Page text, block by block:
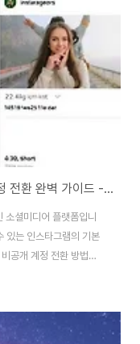
되는 동안 비디오 플레
하면 컨텍스트 메뉴가
인스타그램 게시물 업로드 및 비공개 계정 전환 완벽 가이드 - 초보자도 쉽게 따라하기
셜미디어 플랫폼입니
있는 인스타그램의 기본
공개 계정 전환 방법을
하는 초보자들도 쉽게 따
간단합니다. 먼저 인스타
을 터치하면 갤러리에 저